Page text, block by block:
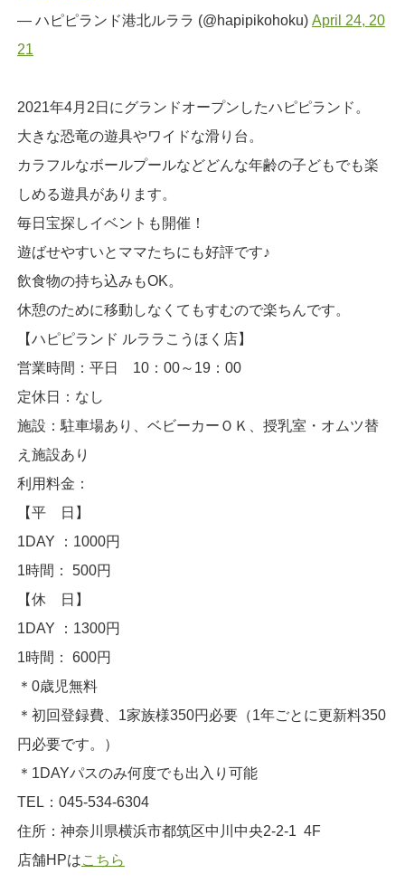
— ハピピランド港北ルララ (@hapipikohoku) April 24, 20
21
2021年4月2日にグランドオープンしたハピピランド。
大きな恐竜の遊具やワイドな滑り台。
カラフルなボールプールなどどんな年齢の子どもでも楽
しめる遊具があります。
毎日宝探しイベントも開催！
遊ばせやすいとママたちにも好評です♪
飲食物の持ち込みもOK。
休憩のために移動しなくてもすむので楽ちんです。
【ハピピランド ルララこうほく店】
営業時間：平日 10：00～19：00
定休日：なし
施設：駐車場あり、ベビーカーＯＫ、授乳室・オムツ替
え施設あり
利用料金：
【平 日】
1DAY ：1000円
1時間： 500円
【休 日】
1DAY ：1300円
1時間： 600円
＊0歳児無料
＊初回登録費、1家族様350円必要（1年ごとに更新料350
円必要です。）
＊1DAYパスのみ何度でも出入り可能
TEL：045-534-6304
住所：神奈川県横浜市都筑区中川中央2-2-1 4F
店舗HPはこちら